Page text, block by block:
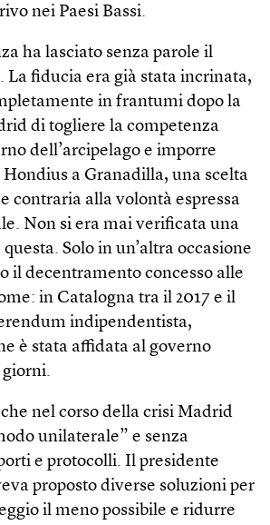
nei Paesi Bassi.
ha lasciato senza parole il
La fiducia era già stata incrinata,
in frantumi dopo la
di togliere la competenza
dell’arcipelago e imporre
Hondius a Granadilla, una scelta
contraria alla volontà espressa
Non si era mai verificata una
Solo in un’altra occasione
il decentramento concesso alle
in Catalogna tra il 2017 e il
indipendentista,
è stata affidata al governo
giorni.
nel corso della crisi Madrid
unilaterale” e senza
e protocolli. Il presidente
proposto diverse soluzioni per
il meno possibile e ridurre